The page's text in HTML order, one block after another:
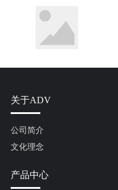
关于ADV
公司简介
文化理念
产品中心